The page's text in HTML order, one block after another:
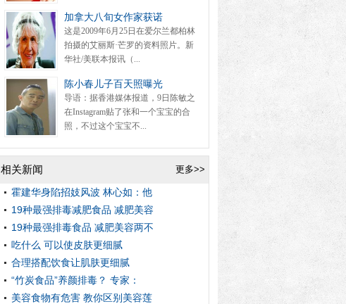
加拿大八旬女作家获诺
这是2009年6月25日在爱尔兰都柏林
拍摄的艾丽斯·芒罗的资料照片。新
华社/美联本报讯（...
陈小春儿子百天照曝光
导语：据香港媒体报道，9日陈敏之
在Instagram贴了张和一个宝宝的合
照，不过这个宝宝不...
更多>>
相关新闻
霍建华身陷招妓风波 林心如：他
19种最强排毒减肥食品 减肥美容
19种最强排毒食品 减肥美容两不
吃什么 可以使皮肤更细腻
合理搭配饮食让肌肤更细腻
“竹炭食品”养颜排毒？ 专家：
美容食物有危害 教你区别美容莲